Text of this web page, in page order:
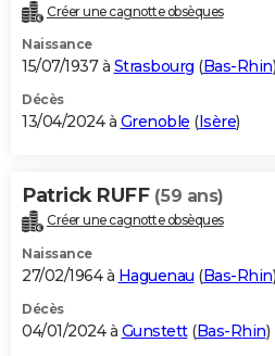
Créer une cagnotte obsèques
Naissance
15/07/1937 à Strasbourg (Bas-Rhin)
Décès
13/04/2024 à Grenoble (Isère)
Patrick RUFF (59 ans)
Créer une cagnotte obsèques
Naissance
27/02/1964 à Haguenau (Bas-Rhin)
Décès
04/01/2024 à Gunstett(Bas-Rhin)